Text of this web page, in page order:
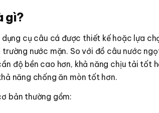
gì?
cụ câu cá được thiết kế hoặc lựa
trường nước mặn. So với đồ câu nước
độ bền cao hơn, khả năng chịu tải tốt
năng chống ăn mòn tốt hơn.
bản thường gồm: